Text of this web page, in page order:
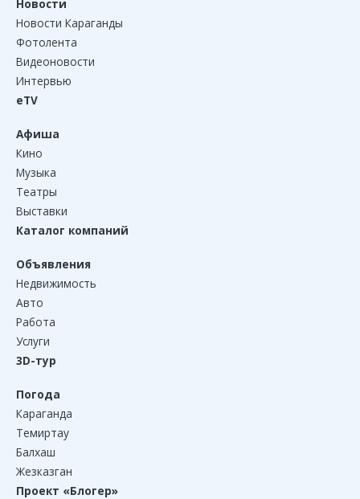
Новости
Новости Караганды
Фотолента
Видеоновости
Интервью
eTV
Афиша
Кино
Музыка
Театры
Выставки
Каталог компаний
Объявления
Недвижимость
Авто
Работа
Услуги
3D-тур
Погода
Караганда
Темиртау
Балхаш
Жезказган
Проект «Блогер»